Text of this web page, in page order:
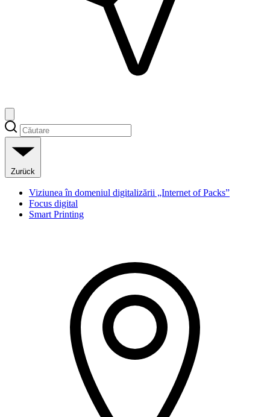
Zurück
Viziunea în domeniul digitalizării „Internet of Packs”
Focus digital
Smart Printing